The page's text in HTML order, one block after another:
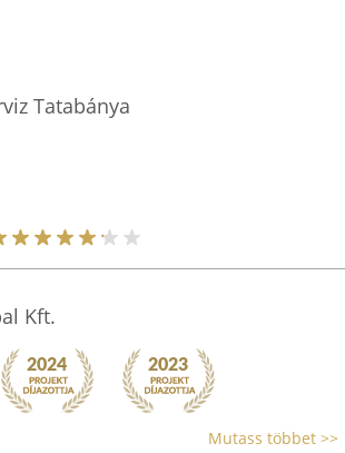
Tatabánya
Kft.
Mutass többet >>